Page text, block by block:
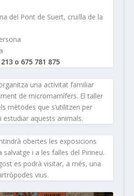
del Pont de Suert, cruïlla de la
o 675 781 875
una activitat familiar
de micromamífers. El taller
mètodes que s’utilitzen per
aquests animals.
obertes les exposicions
salvatge i a les falles del Pirineu.
es podrà visitar, a més, una
vius.